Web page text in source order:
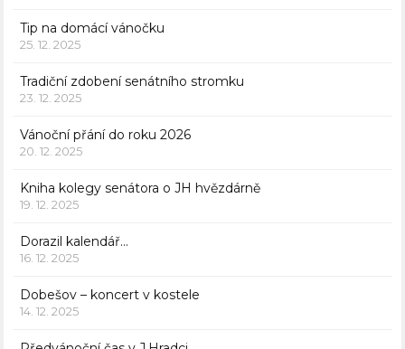
Tip na domácí vánočku
25. 12. 2025
Tradiční zdobení senátního stromku
23. 12. 2025
Vánoční přání do roku 2026
20. 12. 2025
Kniha kolegy senátora o JH hvězdárně
19. 12. 2025
Dorazil kalendář…
16. 12. 2025
Dobešov – koncert v kostele
14. 12. 2025